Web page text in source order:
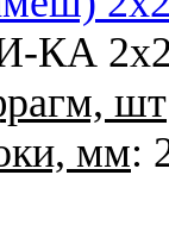
КА
шт
мм: